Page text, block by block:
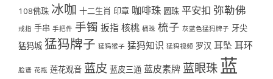
108佛珠 冰咖 十二生肖 印章 咖啡珠 圆珠 平安扣 弥勒佛
戒指 手串 手把件 手镯 扳指 核桃 桶珠 梳子 灰蓝色猛犸牌子 牙尖
猛犸城 猛犸牌子 猛犸猴子 猛犸知识 猛犸视频 罗汉 耳坠 耳环
脸谱 花瓶 莲花观音 蓝皮 蓝皮三通 蓝皮素牌 蓝眼珠蓝